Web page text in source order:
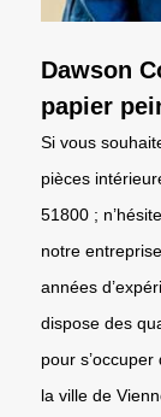
Dawson
papier
Si vous
pièces
51800 ;
notre
années
dispose des
pour
la ville de